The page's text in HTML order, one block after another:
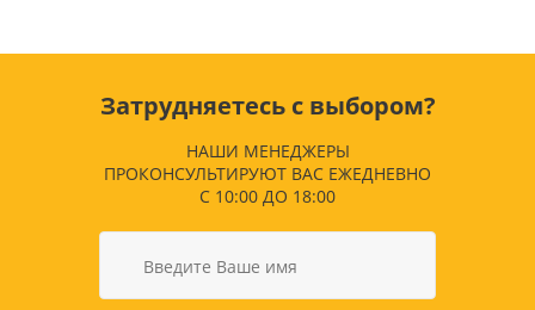
Затрудняетесь с выбором?
НАШИ МЕНЕДЖЕРЫ
ПРОКОНСУЛЬТИРУЮТ ВАС ЕЖЕДНЕВНО
С 10:00 ДО 18:00